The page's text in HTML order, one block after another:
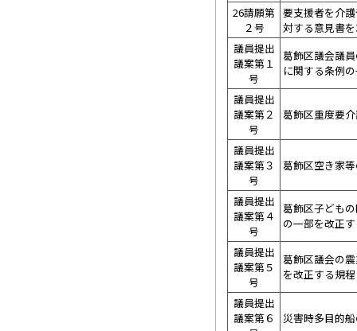
26請願第
２号
要支援者を介
対する意見書
議員提出
議案第１
号
葛飾区議会議
に関する条例
議員提出
議案第２
号
葛飾区重度要
議員提出
議案第３
号
葛飾区空き家
議員提出
議案第４
号
葛飾区子ども
の一部を改正
議員提出
議案第５
号
葛飾区議会の
を改正する規程
議員提出
議案第６
災害時多目的